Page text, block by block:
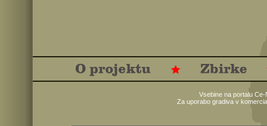
Vsebine na portalu
Za uporabo gradiva v